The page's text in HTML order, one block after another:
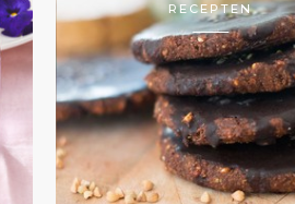
RECEPTEN